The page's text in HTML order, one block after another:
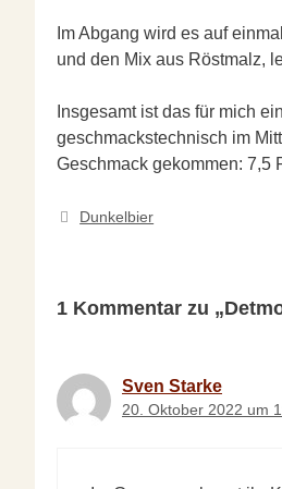
Im Abgang wird es auf
und den Mix aus Röstmalz,
Insgesamt ist das für mich
geschmackstechnisch im
Geschmack gekommen: 7,5
Kategorien
Dunkelbier
1 Kommentar zu
Sven Starke
20. Oktober 2022 um